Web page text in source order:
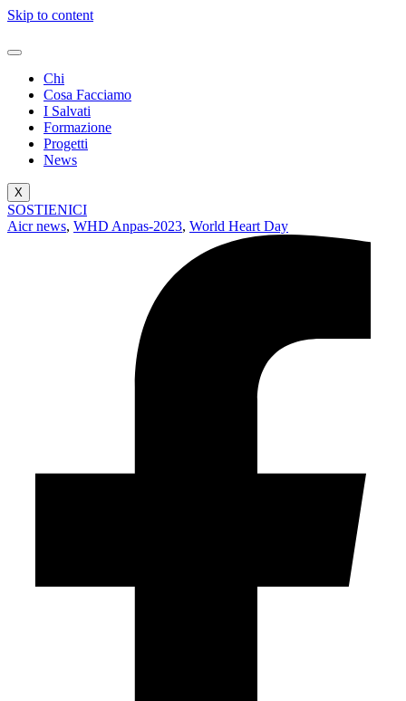
Skip to content
Chi
Cosa Facciamo
I Salvati
Formazione
Progetti
News
X
SOSTIENICI
Aicr news, WHD Anpas-2023, World Heart Day